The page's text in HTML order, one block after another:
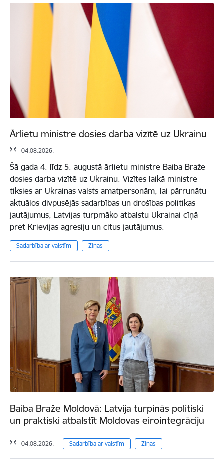
Ārlietu ministre dosies darba vizītē uz Ukrainu
04.08.2026.
Šā gada 4. līdz 5. augustā ārlietu ministre Baiba Braže
dosies darba vizītē uz Ukrainu. Vizītes laikā ministre
tiksies ar Ukrainas valsts amatpersonām, lai pārrunātu
aktuālos divpusējās sadarbības un drošības politikas
jautājumus, Latvijas turpmāko atbalstu Ukrainai cīņā
pret Krievijas agresiju un citus jautājumus.
Sadarbība ar valstīm Ziņas
Baiba Braže Moldovā: Latvija turpinās politiski
un praktiski atbalstīt Moldovas eirointegrāciju
04.08.2026. Sadarbība ar valstīm Ziņas